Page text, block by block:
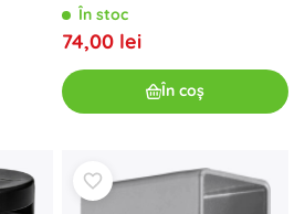
În stoc
74,00 lei
În coș